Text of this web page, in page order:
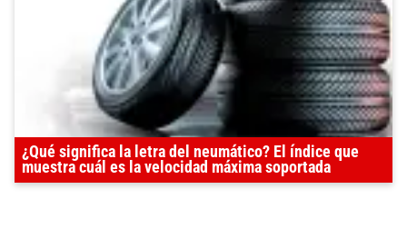
¿Qué significa la letra del neumático? El índice que
muestra cuál es la velocidad máxima soportada